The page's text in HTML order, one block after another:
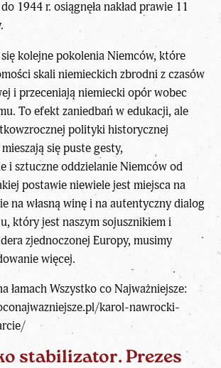
1944 r. osiągnęła nakład prawie 11
kolejne pokolenia Niemców, które
skali niemieckich zbrodni z czasów
i przeceniają niemiecki opór wobec
To efekt zaniedbań w edukacji, ale
polityki historycznej
się puste gesty,
i sztuczne oddzielanie Niemców od
postawie niewiele jest miejsca na
na własną winę i na autentyczny dialog
który jest naszym sojusznikiem i
zjednoczonej Europy, musimy
więcej.
łamach Wszystko co Najważniejsze:
karol-nawrocki-
stabilizator. Prezes